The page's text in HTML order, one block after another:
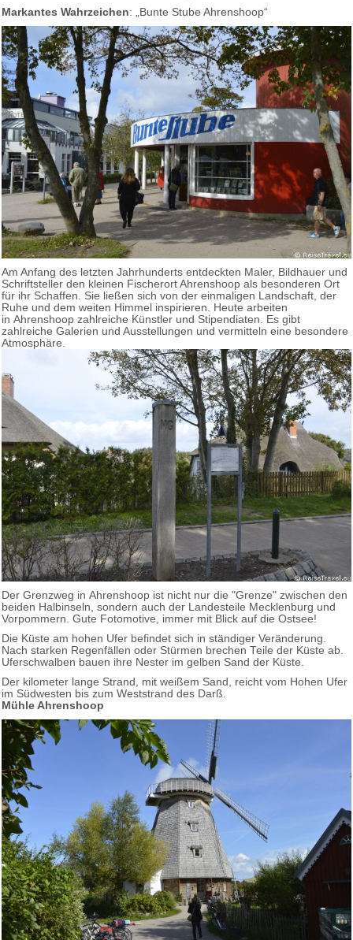
Markantes Wahrzeichen: „Bunte Stube Ahrenshoop“
Am Anfang des letzten Jahrhunderts entdeckten Maler, Bildhauer und
Schriftsteller den kleinen Fischerort Ahrenshoop als besonderen Ort
für ihr Schaffen. Sie ließen sich von der einmaligen Landschaft, der
Ruhe und dem weiten Himmel inspirieren. Heute arbeiten
in Ahrenshoop zahlreiche Künstler und Stipendiaten. Es gibt
zahlreiche Galerien und Ausstellungen und vermitteln eine besondere
Atmosphäre.
Der Grenzweg in Ahrenshoop ist nicht nur die "Grenze" zwischen den
beiden Halbinseln, sondern auch der Landesteile Mecklenburg und
Vorpommern. Gute Fotomotive, immer mit Blick auf die Ostsee!
Die Küste am hohen Ufer befindet sich in ständiger Veränderung.
Nach starken Regenfällen oder Stürmen brechen Teile der Küste ab.
Uferschwalben bauen ihre Nester im gelben Sand der Küste.
Der kilometer lange Strand, mit weißem Sand, reicht vom Hohen Ufer
im Südwesten bis zum Weststrand des Darß.
Mühle Ahrenshoop